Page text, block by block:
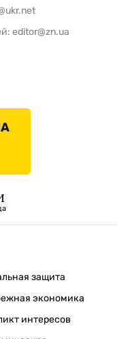
editor@zn.ua
защита
экономика
интересов